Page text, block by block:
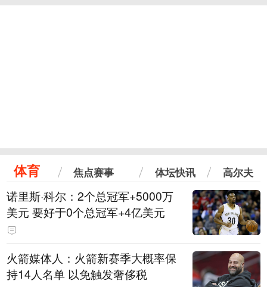
体育 焦点赛事 体坛快讯 高尔夫
诺里斯·科尔：2个总冠军+5000万
美元 要好于0个总冠军+4亿美元
火箭媒体人：火箭新赛季大概率保
持14人名单 以免触发奢侈税